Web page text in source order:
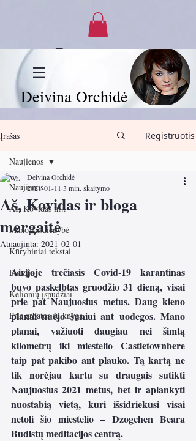
Deivina Orchidė
Įrašas Registruotis
Naujienos
Aš, Kovidas ir...
Mano kasdienybė
Kūrybiniai tekstai
Poezija
Kelionių įspūdžiai
Prie arbatos su knyga
Naujienos
Aš, Kovidas ir bloga
mergaitė
Deivina Orchidė
2021-01-11 3 min. skaitymo
Atnaujinta: 2021-02-01
Airijoje trečiasis Covid-19 karantinas
buvo paskelbtas gruodžio 31 dieną, visai
prie pat Naujuosius metus. Daug kieno
planai nuėjo šuniui ant uodegos. Mano
planai, važiuoti daugiau nei šimtą
kilometrų iki miestelio Castletownbere
taip pat pakibo ant plauko. Tą kartą ne
tik norėjau kartu su draugais sutikti
Naujuosius 2021 metus, bet ir aplankyti
nuostabią vietą, kuri išsidriekusi visai
netoli šio miestelio – Dzogchen Beara
Budistų meditacijos centrą.